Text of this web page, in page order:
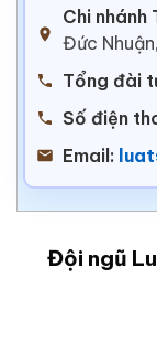
Chi nhánh
Đức
Tổng đài
Số điện
Email:
Đội ngũ